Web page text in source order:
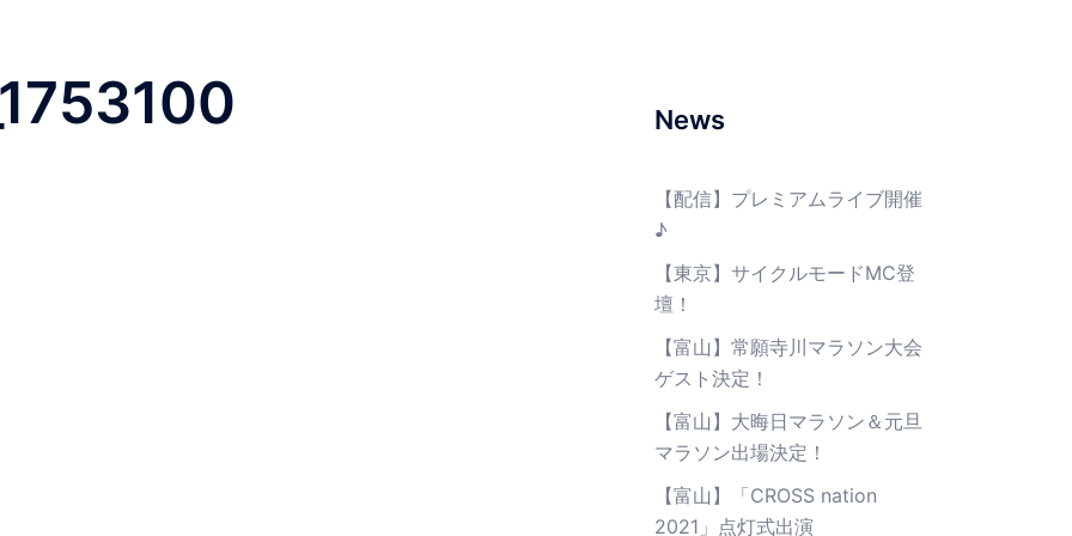
News
【配信】プレミアムライブ開催
♪
【東京】サイクルモードMC登
壇！
【富山】常願寺川マラソン大会
ゲスト決定！
【富山】大晦日マラソン＆元旦
マラソン出場決定！
【富山】「CROSS nation
2021」点灯式出演